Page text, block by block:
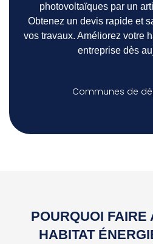
photovoltaïques par un
Obtenez un devis rapide et
vos travaux. Améliorez votre
entreprise dès
Communes de
POURQUOI FAIRE
HABITAT